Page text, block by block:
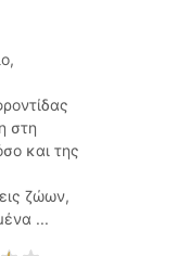
στη
και της
ζώων,
...